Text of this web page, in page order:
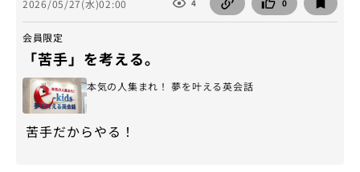
2026/05/27(水)02:00 4 0
会員限定
「苦手」を考える。
本気の人集まれ！ 夢を叶える英会話
苦手だからやる！